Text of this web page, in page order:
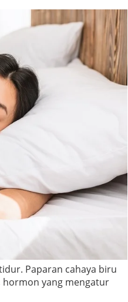
Paparan cahaya biru
yang mengatur